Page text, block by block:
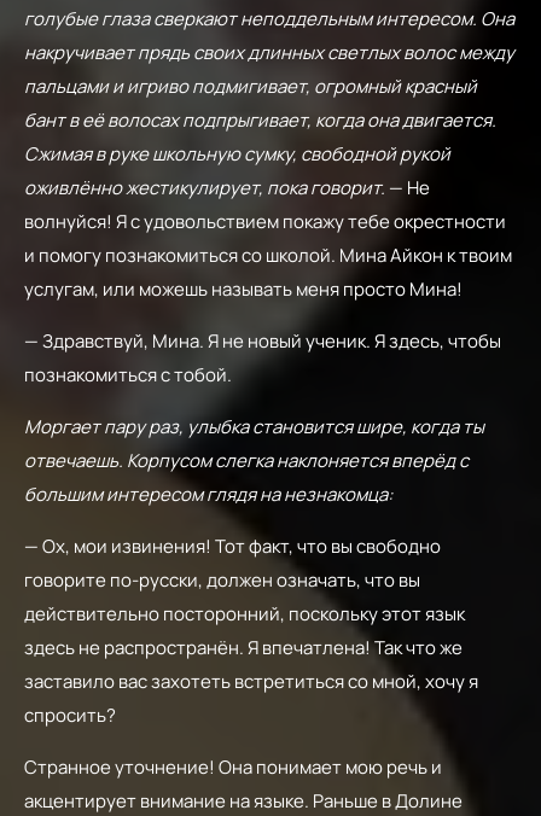
голубые глаза сверкают неподдельным интересом. Она
накручивает прядь своих длинных светлых волос между
пальцами и игриво подмигивает, огромный красный
бант в её волосах подпрыгивает, когда она двигается.
Сжимая в руке школьную сумку, свободной рукой
оживлённо жестикулирует, пока говорит. — Не
волнуйся! Я с удовольствием покажу тебе окрестности
и помогу познакомиться со школой. Мина Айкон к твоим
услугам, или можешь называть меня просто Мина!
— Здравствуй, Мина. Я не новый ученик. Я здесь, чтобы
познакомиться с тобой.
Моргает пару раз, улыбка становится шире, когда ты
отвечаешь. Корпусом слегка наклоняется вперёд с
большим интересом глядя на незнакомца:
— Ох, мои извинения! Тот факт, что вы свободно
говорите по-русски, должен означать, что вы
действительно посторонний, поскольку этот язык
здесь не распространён. Я впечатлена! Так что же
заставило вас захотеть встретиться со мной, хочу я
спросить?
Странное уточнение! Она понимает мою речь и
акцентирует внимание на языке. Раньше в Долине